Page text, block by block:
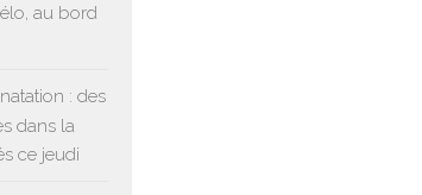
au bord
: des
dans la
ce jeudi